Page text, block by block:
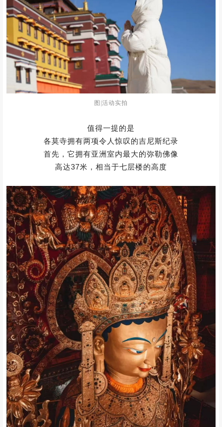
是黄教六大寺之拉卜楞寺的分寺之一
各莫寺以其宏大的寺庙建筑
大佛塔和神秘的藏秘修炼而著称
至今已有200多年历史
图| 活动实拍
黄墙映着雪山，经幡猎猎作响
转经筒的嗡鸣漫过阿久公路
将尘世的喧嚣隔绝在山门之外
踏入寺门
感受最虔诚的信仰，找到内心的平和